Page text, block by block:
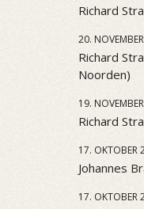
Richard
20.
Richard
Noorden)
19.
Richard
17. OKTOBER
Johannes
17. OKTOBER